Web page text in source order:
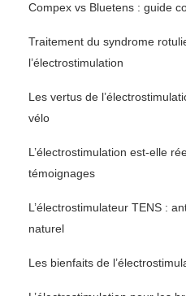
Compex vs Bluetens : guide
Traitement du syndrome
l’électrostimulation
Les vertus de
vélo
L’électrostimulation est-elle
témoignages
L’électrostimulateur TENS :
naturel
Les bienfaits de